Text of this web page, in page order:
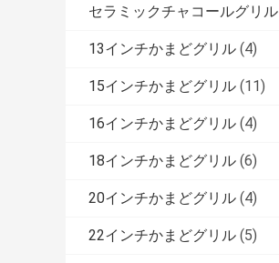
セラミックチャコールグリル
13インチかまどグリル (4)
15インチかまどグリル (11)
16インチかまどグリル (4)
18インチかまどグリル (6)
20インチかまどグリル (4)
22インチかまどグリル (5)